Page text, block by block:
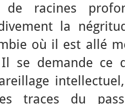
de racines
la
où il est allé
se demande ce
traces du